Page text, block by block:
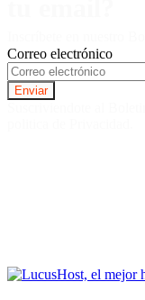
Correo electrónico